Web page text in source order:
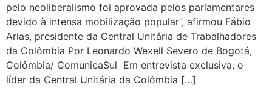
pelo neoliberalismo foi aprovada pelos parlamentares
devido à intensa mobilização popular”, afirmou Fábio
Arias, presidente da Central Unitária de Trabalhadores
da Colômbia Por Leonardo Wexell Severo de Bogotá,
Colômbia/ ComunicaSul Em entrevista exclusiva, o
líder da Central Unitária da Colômbia […]